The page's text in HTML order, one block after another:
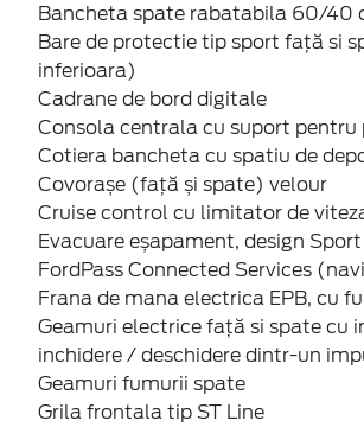
Bancheta spate rabatabila 60/40
Bare de protectie tip sport față si
inferioara)
Cadrane de bord digitale
Consola centrala cu suport pentru
Cotiera bancheta cu spatiu de
Covorașe (față și spate) velour
Cruise control cu limitator de
Evacuare eșapament, design Sport
FordPass Connected Services
Frana de mana electrica EPB, cu
Geamuri electrice față si spate cu
inchidere / deschidere dintr-un
Geamuri fumurii spate
Grila frontala tip ST Line